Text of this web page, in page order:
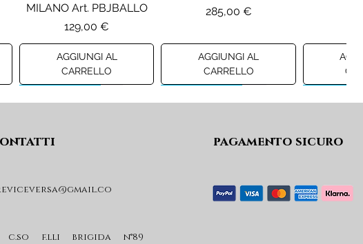
MILANO Art. PBJBALLO
Prezzo
129,00 €
AGGIUNGI AL
CARRELLO
Prezzo
285,00 €
AGGIUNGI AL
CARRELLO
CAPPUCCIO Art.
LIU JO ABITO CORTO IN
LIU JO
c.so f.lli brigida n°89
pagamento sicuro